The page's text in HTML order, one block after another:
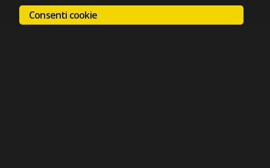
Consenti cookie